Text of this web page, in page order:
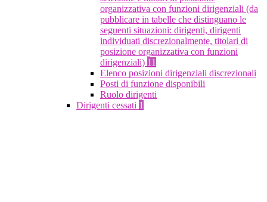
organizzativa con funzioni dirigenziali (da
pubblicare in tabelle che distinguano le
seguenti situazioni: dirigenti, dirigenti
individuati discrezionalmente, titolari di
posizione organizzativa con funzioni
dirigenziali) 11
Elenco posizioni dirigenziali discrezionali
Posti di funzione disponibili
Ruolo dirigenti
Dirigenti cessati 1